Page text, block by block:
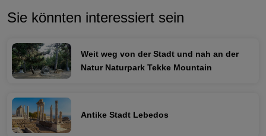
Sie könnten interessiert sein
Weit weg von der Stadt und nah an der
Natur Naturpark Tekke Mountain
Antike Stadt Lebedos